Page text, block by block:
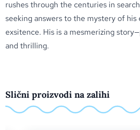
rushes through the centuries in
seeking answers to the mystery of
exsitence. His is a mesmerizing
and thrilling.
Slični proizvodi na zalihi